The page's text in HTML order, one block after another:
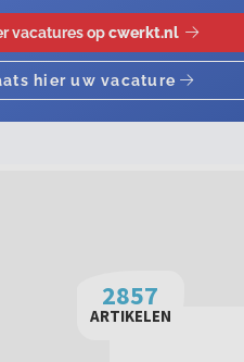
2857
ARTIKELEN